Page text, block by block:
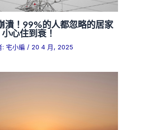
潰！99%的人都忽略的居家
心住到衰！
: 宅小編 / 20 4 月, 2025